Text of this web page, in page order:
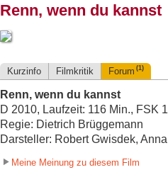
Renn, wenn du kannst
Kurzinfo Filmkritik Forum (1)
Renn, wenn du kannst
D 2010, Laufzeit: 116 Min., FSK
Regie: Dietrich Brüggemann
Darsteller: Robert Gwisdek,
Meine Meinung zu diesem Film